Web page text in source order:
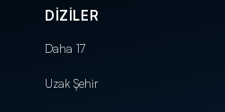
DİZİLER
Daha 17
Uzak Şehir